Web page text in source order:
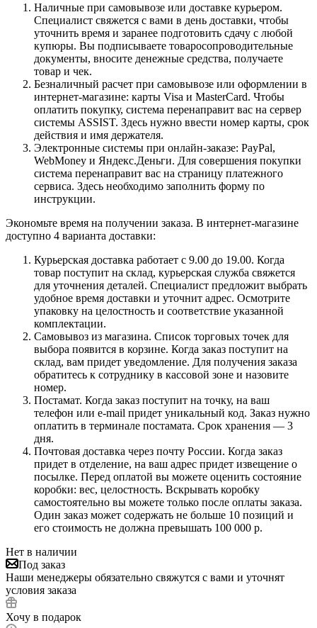
Наличные при самовывозе или доставке курьером.
Специалист свяжется с вами в день доставки, чтобы
уточнить время и заранее подготовить сдачу с любой
купюры. Вы подписываете товаросопроводительные
документы, вносите денежные средства, получаете
товар и чек.
Безналичный расчет при самовывозе или оформлении в
интернет-магазине: карты Visa и MasterCard. Чтобы
оплатить покупку, система перенаправит вас на сервер
системы ASSIST. Здесь нужно ввести номер карты, срок
действия и имя держателя.
Электронные системы при онлайн-заказе: PayPal,
WebMoney и Яндекс.Деньги. Для совершения покупки
система перенаправит вас на страницу платежного
сервиса. Здесь необходимо заполнить форму по
инструкции.
Экономьте время на получении заказа. В интернет-магазине
доступно 4 варианта доставки:
Курьерская доставка работает с 9.00 до 19.00. Когда
товар поступит на склад, курьерская служба свяжется
для уточнения деталей. Специалист предложит выбрать
удобное время доставки и уточнит адрес. Осмотрите
упаковку на целостность и соответствие указанной
комплектации.
Самовывоз из магазина. Список торговых точек для
выбора появится в корзине. Когда заказ поступит на
склад, вам придет уведомление. Для получения заказа
обратитесь к сотруднику в кассовой зоне и назовите
номер.
Постамат. Когда заказ поступит на точку, на ваш
телефон или e-mail придет уникальный код. Заказ нужно
оплатить в терминале постамата. Срок хранения — 3
дня.
Почтовая доставка через почту России. Когда заказ
придет в отделение, на ваш адрес придет извещение о
посылке. Перед оплатой вы можете оценить состояние
коробки: вес, целостность. Вскрывать коробку
самостоятельно вы можете только после оплаты заказа.
Один заказ может содержать не больше 10 позиций и
его стоимость не должна превышать 100 000 р.
Нет в наличии
Под заказ
Наши менеджеры обязательно свяжутся с вами и уточнят
условия заказа
Хочу в подарок